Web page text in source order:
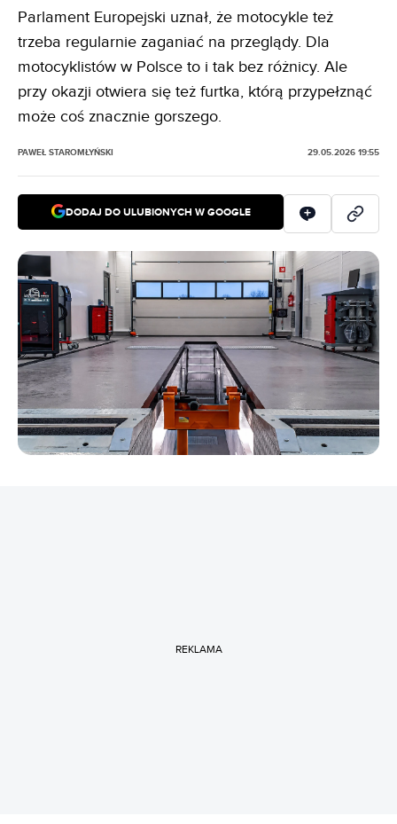
Parlament Europejski uznał, że motocykle też
trzeba regularnie zaganiać na przeglądy. Dla
motocyklistów w Polsce to i tak bez różnicy. Ale
przy okazji otwiera się też furtka, którą przypełznąć
może coś znacznie gorszego.
PAWEŁ STAROMŁYŃSKI 29.05.2026 19:55
DODAJ DO ULUBIONYCH W GOOGLE
REKLAMA